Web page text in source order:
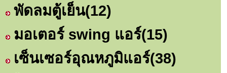
พัดลมตู้เย็น(12)
มอเตอร์ swing แอร์(15)
เซ็นเซอร์อุณหภูมิแอร์(38)